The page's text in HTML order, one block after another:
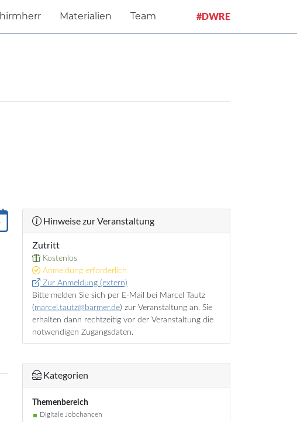
Materialien Team #DWRE
Hinweise zur Veranstaltung
Zutritt
Kostenlos
Anmeldung erforderlich
Zur Anmeldung (extern)
Bitte melden Sie sich per E-Mail bei Marcel Tautz
(marcel.tautz@barmer.de) zur Veranstaltung an. Sie
erhalten dann rechtzeitig vor der Veranstaltung die
notwendigen Zugangsdaten.
Kategorien
Themenbereich
Digitale Jobchancen